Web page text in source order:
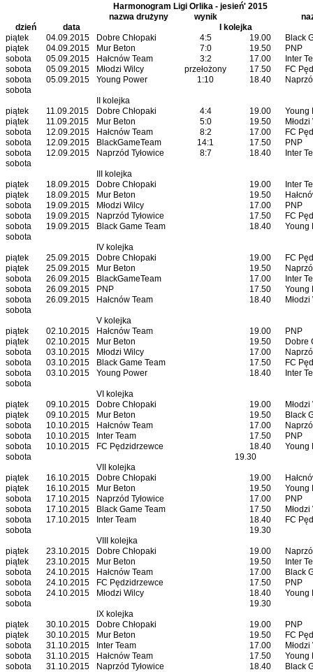
Harmonogram Ligi Orlika - jesień' 2015
nazwa drużyny
wynik
dzień
data
I kolejka
piątek
04.09.2015 Dobre Chłopaki 4:5 19.00
Black
piątek
04.09.2015 Mur Beton 7:0 19.50
PNP
sobota
05.09.2015 Hałcnów Team 3:2 17.00
Inter
sobota
05.09.2015 Młodzi Wilcy przełożony 17.50
FC
sobota
05.09.2015 Young Power 1:10 18.40
sobota
II kolejka
piątek
11.09.2015 Dobre Chłopaki 4:4 19.00
Young
piątek
11.09.2015 Mur Beton 5:0 19.50
sobota
12.09.2015 Hałcnów Team 8:2 17.00
FC
sobota
12.09.2015 BlackGameTeam 14:1 17.50
PNP
sobota
12.09.2015 Naprzód Tyłowice 8:7 18.40
Inter
sobota
III kolejka
piątek
18.09.2015 Dobre Chłopaki 19.00
Inter
piątek
18.09.2015 Mur Beton 19.50
sobota
19.09.2015 Młodzi Wilcy 17.00
PNP
sobota
19.09.2015 Naprzód Tyłowice 17.50
FC
sobota
19.09.2015 Black Game Team 18.40
Young
sobota
IV kolejka
piątek
25.09.2015 Dobre Chłopaki 19.00
FC
piątek
25.09.2015 Mur Beton 19.50
sobota
26.09.2015 BlackGameTeam 17.00
Inter
sobota
26.09.2015 PNP 17.50
Young
sobota
26.09.2015 Hałcnów Team 18.40
sobota
V kolejka
piątek
02.10.2015 Hałcnów Team 19.00
PNP
piątek
02.10.2015 Mur Beton 19.50
Dobre
sobota
03.10.2015 Młodzi Wilcy 17.00
sobota
03.10.2015 Black Game Team 17.50
FC
sobota
03.10.2015 Young Power 18.40
Inter
sobota
VI kolejka
piątek
09.10.2015 Dobre Chłopaki 19.00
piątek
09.10.2015 Mur Beton 19.50
Black
sobota
10.10.2015 Hałcnów Team 17.00
sobota
10.10.2015 Inter Team 17.50
PNP
sobota
10.10.2015 FC Pędzidrzewce 18.40
Young
sobota
19.30
VII kolejka
piątek
16.10.2015 Dobre Chłopaki 19.00
piątek
16.10.2015 Mur Beton 19.50
Young
sobota
17.10.2015 Naprzód Tyłowice 17.00
PNP
sobota
17.10.2015 Black Game Team 17.50
sobota
17.10.2015 Inter Team 18.40
FC
sobota
19.30
VIII kolejka
piątek
23.10.2015 Dobre Chłopaki 19.00
piątek
23.10.2015 Mur Beton 19.50
Inter
sobota
24.10.2015 Hałcnów Team 17.00
Black
sobota
24.10.2015 FC Pędzidrzewce 17.50
PNP
sobota
24.10.2015 Młodzi Wilcy 18.40
Young
sobota
19.30
IX kolejka
piątek
30.10.2015 Dobre Chłopaki 19.00
PNP
piątek
30.10.2015 Mur Beton 19.50
FC
sobota
31.10.2015 Inter Team 17.00
sobota
31.10.2015 Hałcnów Team 17.50
Young
sobota
31.10.2015 Naprzód Tyłowice 18.40 Black